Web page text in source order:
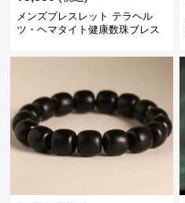
メンズブレスレット テラヘル
ツ・ヘマタイト健康数珠ブレス